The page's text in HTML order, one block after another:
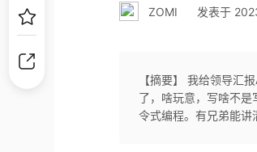
ZOMI 发表于
【摘要】 我给领导汇
了，啥玩意，写啥不
令式编程。有兄弟能讲